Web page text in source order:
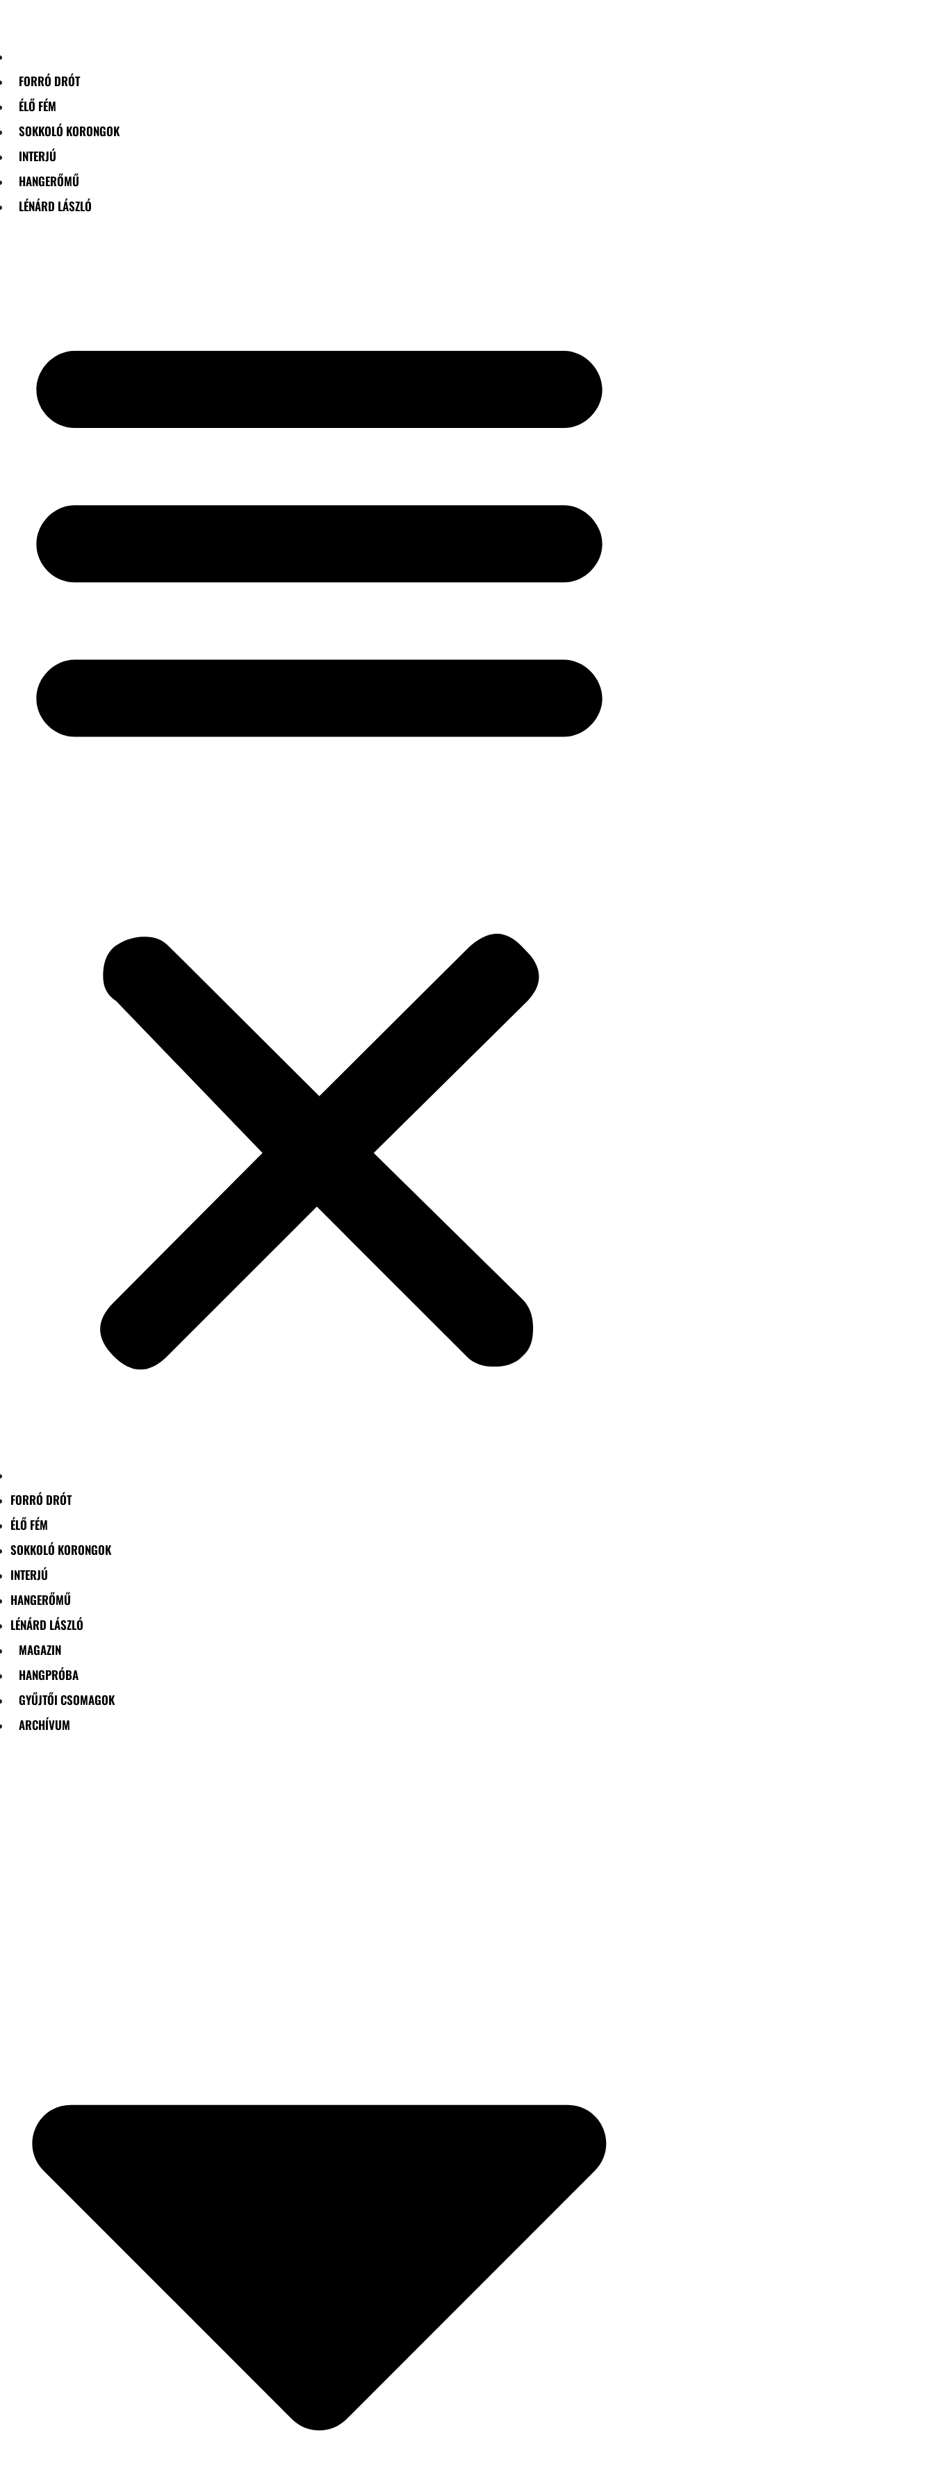
FORRÓ DRÓT
ÉLŐ FÉM
SOKKOLÓ KORONGOK
INTERJÚ
HANGERŐMŰ
LÉNÁRD LÁSZLÓ
FORRÓ DRÓT
ÉLŐ FÉM
SOKKOLÓ KORONGOK
INTERJÚ
HANGERŐMŰ
LÉNÁRD LÁSZLÓ
MAGAZIN
HANGPRÓBA
GYŰJTŐI CSOMAGOK
ARCHÍVUM